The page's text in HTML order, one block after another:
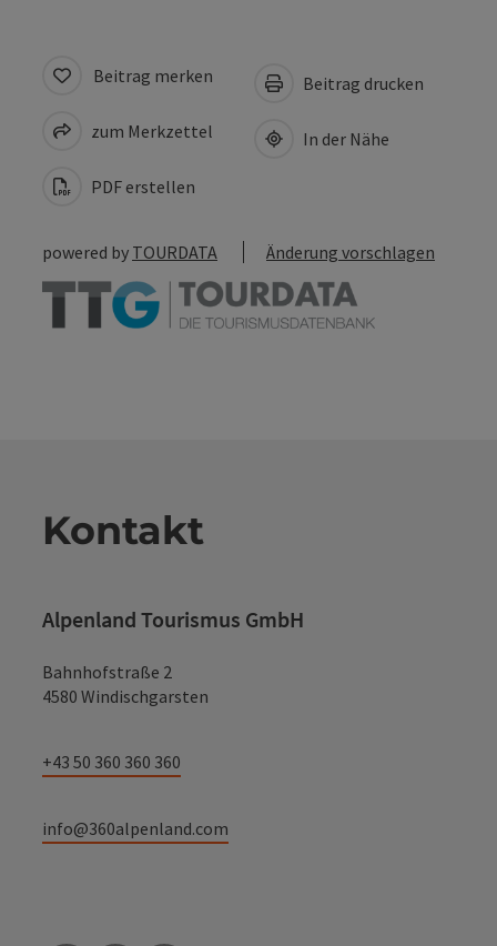
Beitrag merken
zum Merkzettel
PDF erstellen
Beitrag drucken
In der Nähe
powered by TOURDATA Änderung vorschlagen
Kontakt
Alpenland Tourismus GmbH
Bahnhofstraße 2
4580 Windischgarsten
+43 50 360 360 360
info@360alpenland.com